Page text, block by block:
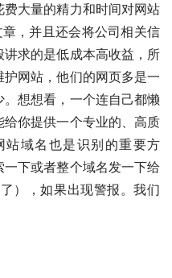
大量的精力和时间对网站
，并且还会将公司相关信
求的是低成本高收益，所
网站，他们的网页多是一
想想看，一个连自己都懒
你提供一个专业的、高质
站域名也是识别的重要方
下或者整个域名发一下给
），如果出现警报。我们